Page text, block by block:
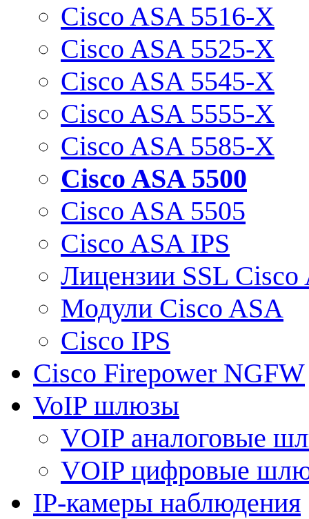
Cisco ASA 5516-X
Cisco ASA 5525-X
Cisco ASA 5545-X
Cisco ASA 5555-X
Cisco ASA 5585-X
Cisco ASA 5500
Cisco ASA 5505
Cisco ASA IPS
Лицензии SSL Cisco
Модули Cisco ASA
Cisco IPS
Cisco Firepower NGFW
VoIP шлюзы
VOIP аналоговые
VOIP цифровые
IP-камеры наблюдения